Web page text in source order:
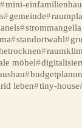
mini-
gemeinde
standortwahl
möbel
leben tiny-house